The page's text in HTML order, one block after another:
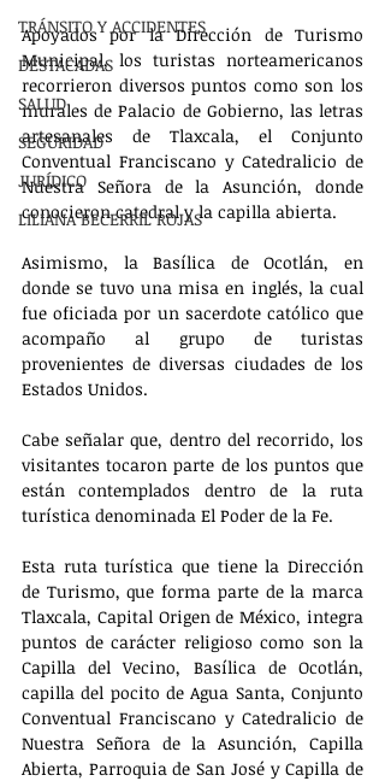
TRÁNSITO Y ACCIDENTES
DESTACADAS
SALUD
SEGURIDAD
JURÍDICO
LILIANA BECERRIL ROJAS
Apoyados por la Dirección de Turismo
Municipal, los turistas norteamericanos
recorrieron diversos puntos como son los
murales de Palacio de Gobierno, las letras
artesanales de Tlaxcala, el Conjunto
Conventual Franciscano y Catedralicio de
Nuestra Señora de la Asunción, donde
conocieron catedral y la capilla abierta.
Asimismo, la Basílica de Ocotlán, en
donde se tuvo una misa en inglés, la cual
fue oficiada por un sacerdote católico que
acompaño al grupo de turistas
provenientes de diversas ciudades de los
Estados Unidos.
Cabe señalar que, dentro del recorrido, los
visitantes tocaron parte de los puntos que
están contemplados dentro de la ruta
turística denominada El Poder de la Fe.
Esta ruta turística que tiene la Dirección
de Turismo, que forma parte de la marca
Tlaxcala, Capital Origen de México, integra
puntos de carácter religioso como son la
Capilla del Vecino, Basílica de Ocotlán,
capilla del pocito de Agua Santa, Conjunto
Conventual Franciscano y Catedralicio de
Nuestra Señora de la Asunción, Capilla
Abierta, Parroquia de San José y Capilla de